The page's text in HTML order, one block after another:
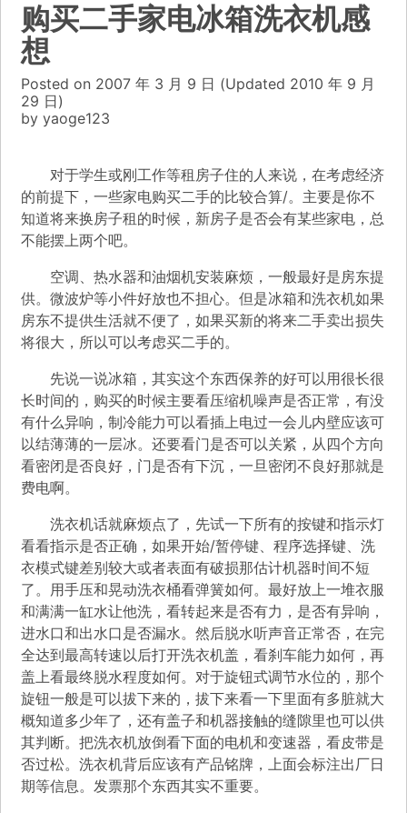
购买二手家电冰箱洗衣机感
想
Posted on 2007 年 3 月 9 日 (Updated 2010 年 9 月
29 日)
by yaoge123
对于学生或刚工作等租房子住的人来说，在考虑经济
的前提下，一些家电购买二手的比较合算/。主要是你不
知道将来换房子租的时候，新房子是否会有某些家电，总
不能摆上两个吧。
空调、热水器和油烟机安装麻烦，一般最好是房东提
供。微波炉等小件好放也不担心。但是冰箱和洗衣机如果
房东不提供生活就不便了，如果买新的将来二手卖出损失
将很大，所以可以考虑买二手的。
先说一说冰箱，其实这个东西保养的好可以用很长很
长时间的，购买的时候主要看压缩机噪声是否正常，有没
有什么异响，制冷能力可以看插上电过一会儿内壁应该可
以结薄薄的一层冰。还要看门是否可以关紧，从四个方向
看密闭是否良好，门是否有下沉，一旦密闭不良好那就是
费电啊。
洗衣机话就麻烦点了，先试一下所有的按键和指示灯
看看指示是否正确，如果开始/暂停键、程序选择键、洗
衣模式键差别较大或者表面有破损那估计机器时间不短
了。用手压和晃动洗衣桶看弹簧如何。最好放上一堆衣服
和满满一缸水让他洗，看转起来是否有力，是否有异响，
进水口和出水口是否漏水。然后脱水听声音正常否，在完
全达到最高转速以后打开洗衣机盖，看刹车能力如何，再
盖上看最终脱水程度如何。对于旋钮式调节水位的，那个
旋钮一般是可以拔下来的，拔下来看一下里面有多脏就大
概知道多少年了，还有盖子和机器接触的缝隙里也可以供
其判断。把洗衣机放倒看下面的电机和变速器，看皮带是
否过松。洗衣机背后应该有产品铭牌，上面会标注出厂日
期等信息。发票那个东西其实不重要。